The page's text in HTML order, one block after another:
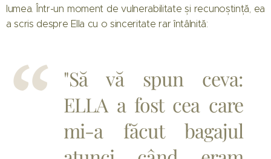
lumea. Într-un moment de vulnerabilitate și recunoștință, ea
a scris despre Ella cu o sinceritate rar întâlnită:
"Să vă spun ceva:
ELLA a fost cea care
mi-a făcut bagajul